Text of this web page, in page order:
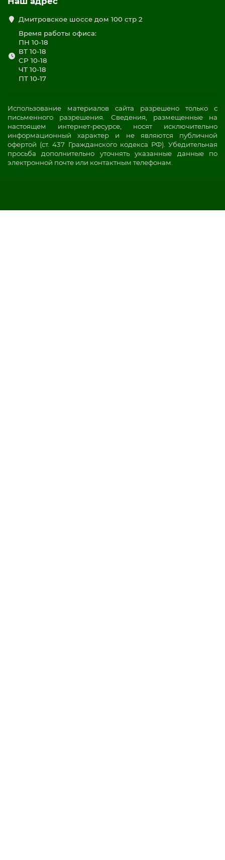
Дмитровское шоссе дом 100 стр 2
Время работы офиса:
ПН 10-18
ВТ 10-18
СР 10-18
ЧТ 10-18
ПТ 10-17
Использование материалов сайта разрешено только с
письменного разрешения. Сведения, размещенные на
настоящем интернет-ресурсе, носят исключительно
информационный характер и не являются публичной
офертой (ст. 437 Гражданского кодекса РФ). Убедительная
просьба дополнительно уточнять указанные данные по
электронной почте или контактным телефонам.